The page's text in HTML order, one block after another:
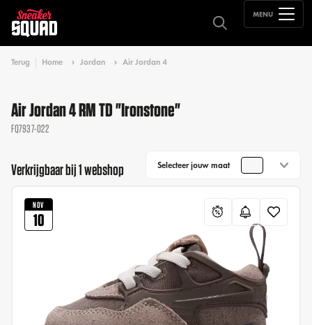
MENU
Terug Home Jordan Air Jordan 4
Air Jordan 4 RM TD "Ironstone"
FQ7937-022
Verkrijgbaar bij 1 webshop Selecteer jouw maat
NOV
10